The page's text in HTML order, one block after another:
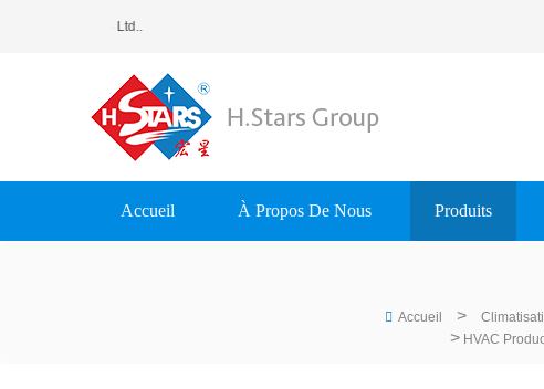
Equipment Group Ltd..
Accueil À Propos De Nous Produits
Accueil >
> HVAC